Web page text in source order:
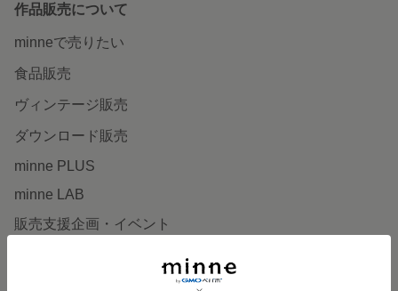
作品販売について
minneで売りたい
食品販売
ヴィンテージ販売
ダウンロード販売
minne PLUS
minne LAB
販売支援企画・イベント